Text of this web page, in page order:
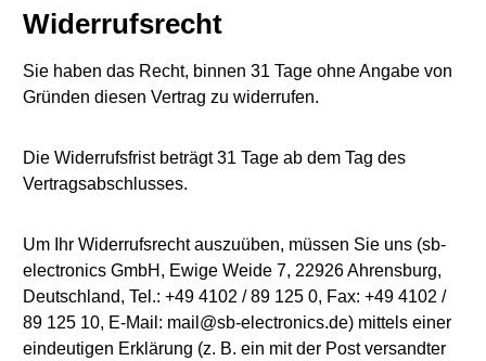
Widerrufsrecht
Sie haben das Recht, binnen 31 Tage ohne Angabe von
Gründen diesen Vertrag zu widerrufen.
Die Widerrufsfrist beträgt 31 Tage ab dem Tag des
Vertragsabschlusses.
Um Ihr Widerrufsrecht auszuüben, müssen Sie uns (sb-
electronics GmbH, Ewige Weide 7, 22926 Ahrensburg,
Deutschland, Tel.: +49 4102 / 89 125 0, Fax: +49 4102 /
89 125 10, E-Mail: mail@sb-electronics.de) mittels einer
eindeutigen Erklärung (z. B. ein mit der Post versandter